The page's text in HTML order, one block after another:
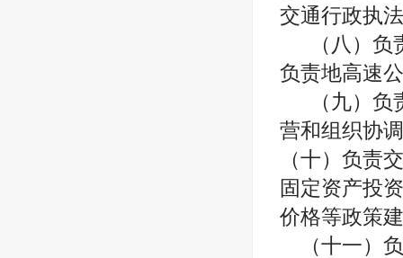
交通行政执
（八）
负责地高速
（九）
营和组织协
（十）负责
固定资产投
价格等政策
（十一）